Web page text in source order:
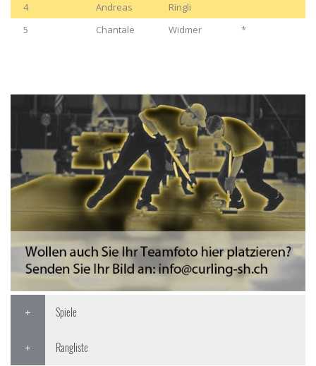
4
Andreas
Ringli
5
Chantale Widmer *
Spiele
Rangliste